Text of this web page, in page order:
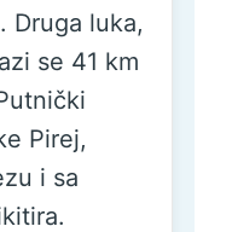
. Druga luka,
se 41 km
Pirej,
i sa